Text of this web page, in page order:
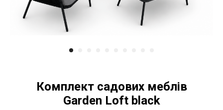
Комплект садових меблів
Garden Loft black